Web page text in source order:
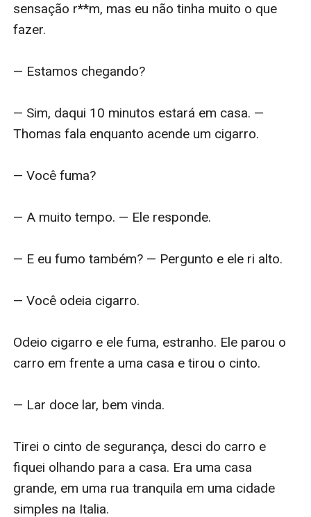
sensação r**m, mas eu não tinha muito o que
fazer.
— Estamos chegando?
— Sim, daqui 10 minutos estará em casa. —
Thomas fala enquanto acende um cigarro.
— Você fuma?
— A muito tempo. — Ele responde.
— E eu fumo também? — Pergunto e ele ri alto.
— Você odeia cigarro.
Odeio cigarro e ele fuma, estranho. Ele parou o
carro em frente a uma casa e tirou o cinto.
— Lar doce lar, bem vinda.
Tirei o cinto de segurança, desci do carro e
fiquei olhando para a casa. Era uma casa
grande, em uma rua tranquila em uma cidade
simples na Italia.